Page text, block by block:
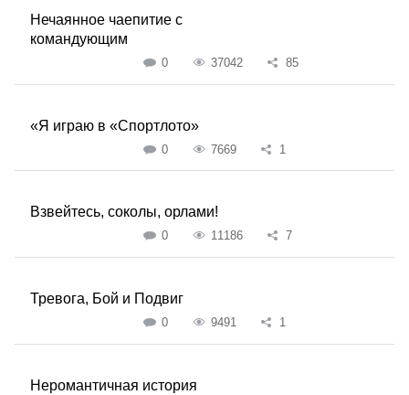
Нечаянное чаепитие с
командующим
0 37042 85
«Я играю в «Спортлото»
0 7669 1
Взвейтесь, соколы, орлами!
0 11186 7
Тревога, Бой и Подвиг
0 9491 1
Неромантичная история